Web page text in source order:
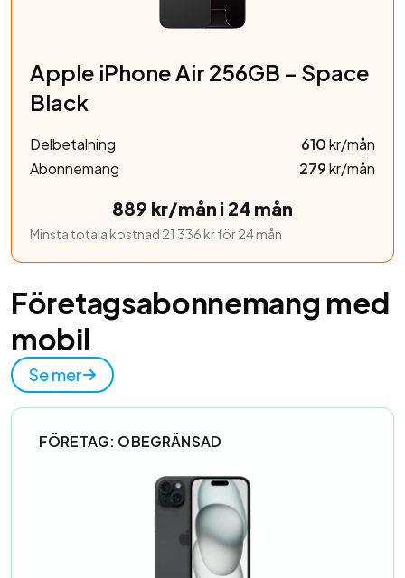
Apple iPhone Air 256GB – Space
Black
Delbetalning 610kr/mån
Abonnemang
279kr/mån
889 kr/mån i 24 mån
Minsta totala kostnad 21 336 kr för 24 mån
Företagsabonnemang med
mobil
Se mer
FÖRETAG: OBEGRÄNSAD